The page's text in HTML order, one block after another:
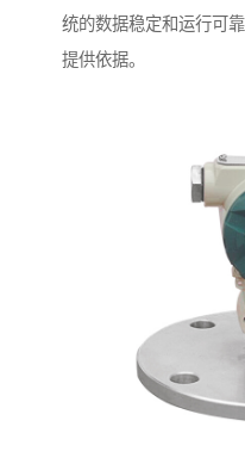
统的数据稳定和运行可
提供依据。